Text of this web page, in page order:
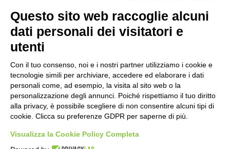
Questo sito web raccoglie alcuni
dati personali dei visitatori e
utenti
Con il tuo consenso, noi e i nostri partner utilizziamo i cookie e
tecnologie simili per archiviare, accedere ed elaborare i dati
personali come, ad esempio, la visita al sito web o la
personalizzazione degli annunci. Poiché rispettiamo il tuo diritto
alla privacy, è possibile scegliere di non consentire alcuni tipi di
cookie. Clicca su preferenze GDPR per saperne di più.
Visualizza la Cookie Policy Completa